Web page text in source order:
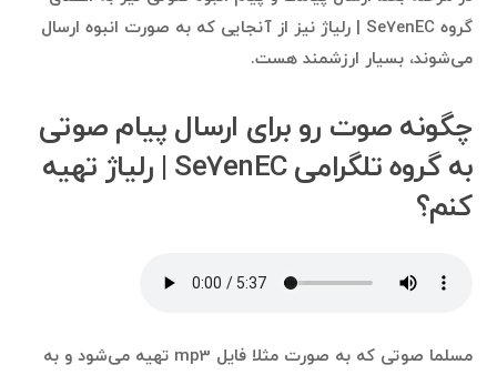
گروه Se7enEC | رلیاژ نیز از آنجایی که به صورت انبوه ارسال
می‌شوند، بسیار ارزشمند هست.
چگونه صوت رو برای ارسال پیام صوتی
به گروه تلگرامی Se7enEC | رلیاژ تهیه
کنم؟
مسلما صوتی که به صورت مثلا فایل mp3 تهیه می‌شود و به